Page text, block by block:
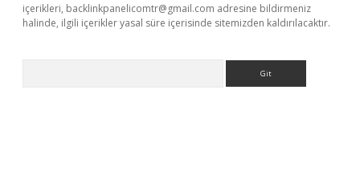
içerikleri, backlinkpanelicomtr@gmail.com adresine bildirmeniz
halinde, ilgili içerikler yasal süre içerisinde sitemizden kaldırılacaktır.